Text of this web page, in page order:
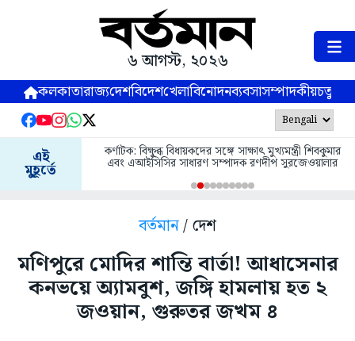
৬ আগস্ট, ২০২৬
কলকাতারাজ্যদেশবিদেশখেলাবিনোদনব্যবসাসম্পাদকীয়
এই
মুহূর্তে
কর্ণাটক: বিক্ষুব্ধ বিধায়কদের সঙ্গে সাক্ষাৎ মুখ্যমন্ত্রী শিবকুমার
এবং এআইসিসির সাধারণ সম্পাদক রণদীপ সুরজেওয়ালার
বর্তমান/ দেশ
মণিপুরে মোদির শান্তি বার্তা! আধাসেনার
কনভয়ে অ্যামবুশ, জঙ্গি হামলায় হত ২
জওয়ান, গুরুতর জখম ৪